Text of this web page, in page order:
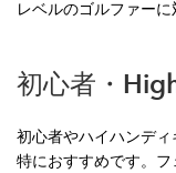
レベルのゴルファーに
初心者・
初心者やハイハンデ
特におすすめです。